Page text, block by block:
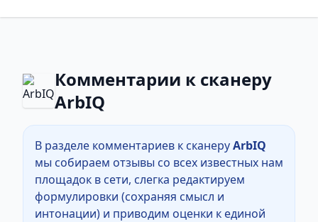
Комментарии к сканеру
ArbIQ
В разделе комментариев к сканеруArbIQ
мы собираем отзывы со всех известных нам
площадок в сети, слегка редактируем
формулировки (сохраняя смысл и
интонации) и приводим оценки к единой